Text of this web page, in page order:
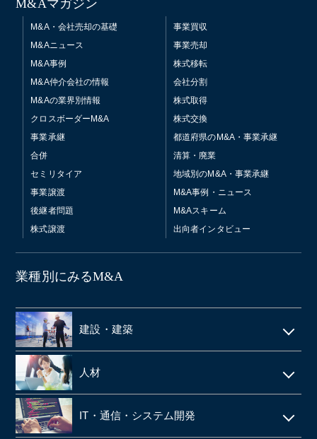
M&Aマガジン
M&A・会社売却の基礎
M&Aニュース
M&A事例
M&A仲介会社の情報
M&Aの業界別情報
クロスボーダーM&A
事業承継
合併
セミリタイア
事業譲渡
後継者問題
株式譲渡
事業買収
事業売却
株式移転
会社分割
株式取得
株式交換
都道府県のM&A・事業承継
清算・廃業
地域別のM&A・事業承継
M&A事例・ニュース
M&Aスキーム
出向者インタビュー
業種別にみるM&A
建設・建築
電気工事・管工事
建設・土木
空調設備工事
人材
人材派遣
IT・通信・システム開発